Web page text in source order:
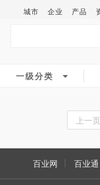
城市 企业 产品
一级分类
上一页
百业网 百业通